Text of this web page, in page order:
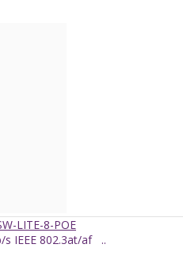
LITE-8-POE
s IEEE 802.3at/af ..